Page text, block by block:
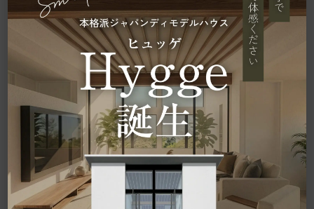
5つ目の理由は、 外観デザインによっては「ダサい」と感じら
れることです。
鋼板を利用した外壁は、ハウスメーカーの設計する外観によっ
ては「倉庫っぽさ」を感じる場合があります。
外観デザインが好みでない場合は、毎日外出するとき帰宅する
とき外観を見て、 「どうしてガルバリウム鋼板を選択したんだ
ろう」
と後悔につながる可能性があります。
▶︎関連コラム：新築なのに外観がダサイ家を避ける7の方法│
注文住宅の外観が気に入らない！を避けよう